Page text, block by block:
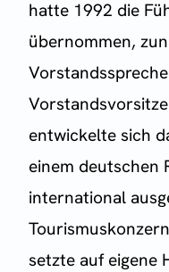
hatte 1992 die
übernommen,
entwickelte sich
einem deutschen
international
setzte auf eigene